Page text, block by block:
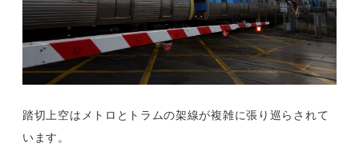
踏切上空はメトロとトラムの架線が複雑に張り巡らされて
います。